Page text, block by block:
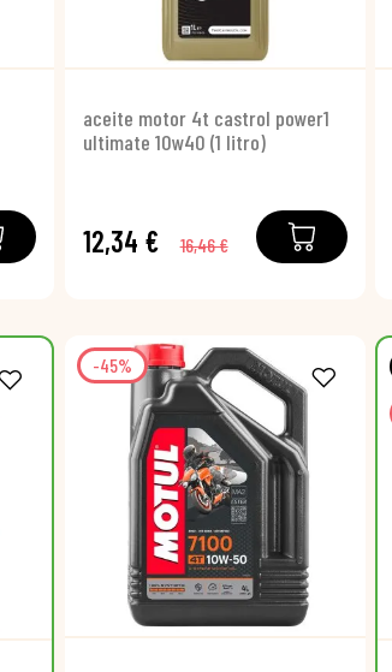
aceite motor 4t castrol power1
ultimate 10w40 (1 litro)
12,34 € 16,46 €
-45%